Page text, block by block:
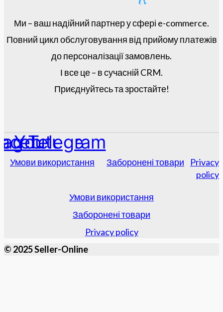
Ми – ваш надійний партнер у сфері e-commerce.
Повний цикл обслуговування від прийому платежів
до персоналізації замовлень.
І все це – в сучасній CRM.
Приєднуйтесь та зростайте!
Youtube
Telegram
Умови використання Заборонені товари
Privacy
policy
Умови використання
Заборонені товари
Privacy policy
© 2025 Seller-Online